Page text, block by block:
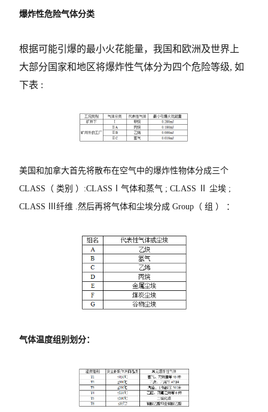
爆炸性危险气体分类
根据可能引爆的最小火花能量，我国和欧洲及世界上
大部分国家和地区将爆炸性气体分为四个危险等级, 如
下表 :
美国和加拿大首先将散布在空气中的爆炸性物体分成三个
CLASS（ 类别 ）:CLASSⅠ气体和蒸气 ; CLASS Ⅱ 尘埃 ;
CLASS Ⅲ纤维 .然后再将气体和尘埃分成 Group（ 组 ） ：
气体温度组别划分：